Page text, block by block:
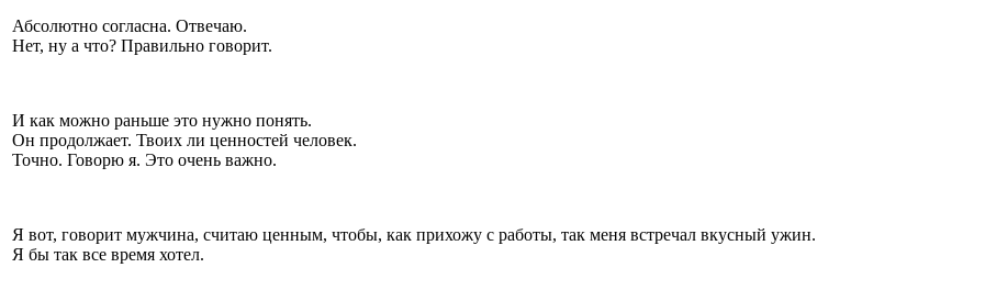
Абсолютно согласна. Отвечаю.
Нет, ну а что? Правильно говорит.
И как можно раньше это нужно понять.
Он продолжает. Твоих ли ценностей человек.
Точно. Говорю я. Это очень важно.
Я вот, говорит мужчина, считаю ценным, чтобы, как прихожу с работы, так меня встречал вкусный ужин.
Я бы так все время хотел.